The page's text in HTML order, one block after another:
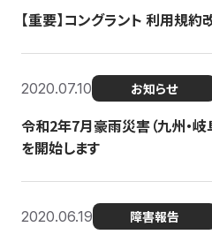
【重要】コングラント 利用規
2020.07.10 お知らせ
令和2年7月豪雨災害（九州・
を開始します
2020.06.19 障害報告